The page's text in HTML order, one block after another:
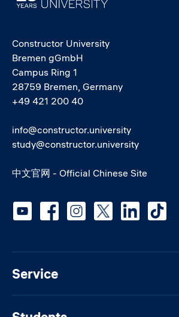
Constructor University
Bremen gGmbH
Campus Ring 1
28759 Bremen, Germany
+49 421 200 40
info@constructor.university
study@constructor.university
中文官网 - Official Chinese Site
Service
Social media